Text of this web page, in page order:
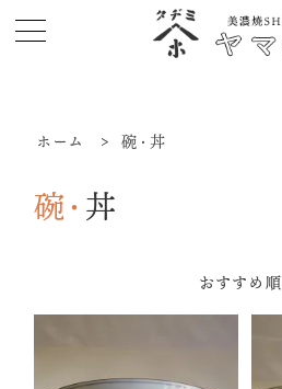
ホーム > 碗・丼
碗・丼
おすすめ順